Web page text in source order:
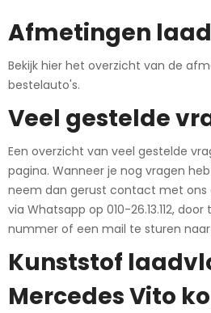
Afmetingen
Bekijk hier het overzicht van de
bestelauto's.
Veel gestelde
Een overzicht van veel gestelde
pagina. Wanneer je nog vragen
neem dan gerust contact met ons
via Whatsapp op 010-26.13.112, door
nummer of een mail te sturen naar
Kunststof
Mercedes Vito